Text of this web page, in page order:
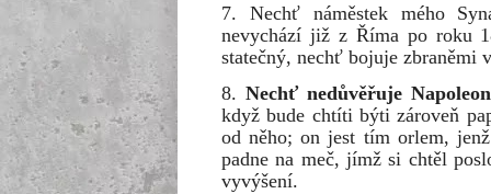
7. Nechť náměstek mého
nevychází již z Říma po roku
statečný, nechť bojuje zbraněmi
8. Nechť nedůvěřuje
když bude chtíti býti zároveň
od něho; on jest tím orlem,
padne na meč, jímž si chtěl
vyvýšení.